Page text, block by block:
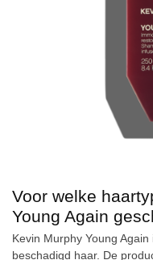
Voor welke
Young Again
Kevin Murphy Young
beschadigd haar. De